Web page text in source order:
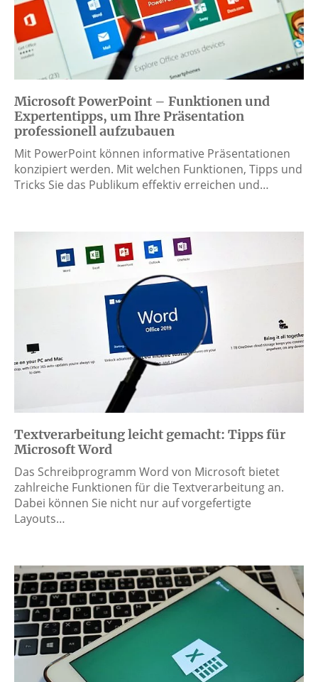
Microsoft PowerPoint – Funktionen und
Expertentipps, um Ihre Präsentation
professionell aufzubauen
Mit PowerPoint können informative Präsentationen
konzipiert werden. Mit welchen Funktionen, Tipps und
Tricks Sie das Publikum effektiv erreichen und…
Textverarbeitung leicht gemacht: Tipps für
Microsoft Word
Das Schreibprogramm Word von Microsoft bietet
zahlreiche Funktionen für die Textverarbeitung an.
Dabei können Sie nicht nur auf vorgefertigte
Layouts…